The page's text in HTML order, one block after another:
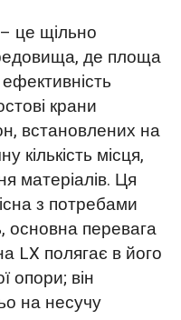
це щільно
де площа
крани
встановлених на
кількість місця,
матеріалів. Ця
з потребами
основна перевага
LX полягає в його
опори; він
на несучу